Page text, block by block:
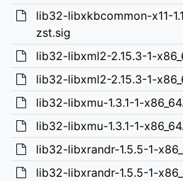
lib32-libxkbcommon-x11-
zst.sig
lib32-libxml2-2.15.3-1-
lib32-libxml2-2.15.3-1-
lib32-libxmu-1.3.1-1-
lib32-libxmu-1.3.1-1-
lib32-libxrandr-1.5.5-1-
lib32-libxrandr-1.5.5-1-